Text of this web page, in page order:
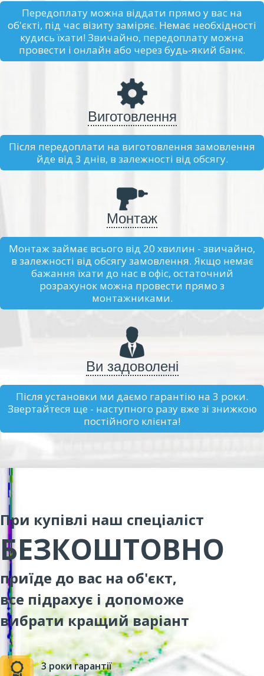
Передоплату можна віддати прямо у вас на
об'єкті, під час візиту заміряє. Немає необхідності
кудись їхати! Звичайно, передоплату можна
провести і онлайн або через будь-який банк.
Виготовлення
Після передоплати на виготовлення замовлення
йде від 3 днів, в залежності від обсягу.
Монтаж
Монтаж займає всього від 20 хвилин - звичайно,
в залежності від обсягу замовлення. Якщо немає
бажання їхати до нас в офіс, остаточний
розрахунок можна провести прямо з
монтажниками.
Ви задоволені
Після установки ми даємо гарантію на 3 роки.
Звертайтеся ще - наступного разу вже зі знижкою
постійного клієнта!
При купівлі наш спеціаліст
БЕЗКОШТОВНО
приїде до вас на об'єкт,
все підрахує і допоможе
вибрати кращий варіант
3 роки гарантії